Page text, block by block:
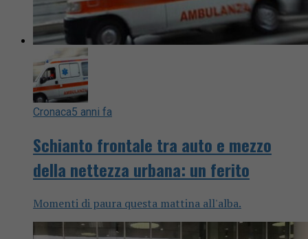
Cronaca5 anni fa
Schianto frontale tra auto e mezzo
della nettezza urbana: un ferito
Momenti di paura questa mattina all'alba.